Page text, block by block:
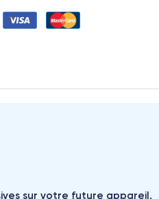
sur votre future appareil.